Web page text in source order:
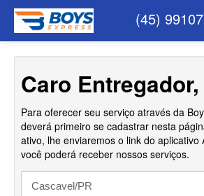
(45)
Caro Entregador,
Para oferecer seu serviço através da
deverá primeiro se cadastrar nesta
ativo, lhe enviaremos o link do aplicativo
você poderá receber nossos serviços.